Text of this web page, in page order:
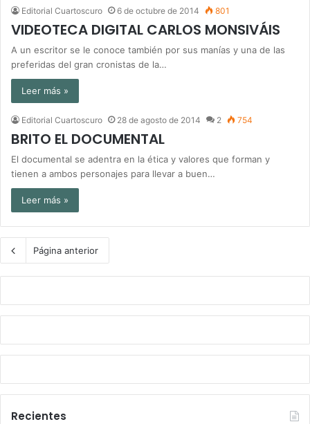
Editorial Cuartoscuro 6 de octubre de 2014 801
VIDEOTECA DIGITAL CARLOS MONSIVÁIS
A un escritor se le conoce también por sus manías y una de las
preferidas del gran cronistas de la…
Leer más »
Editorial Cuartoscuro 28 de agosto de 2014 2 754
BRITO EL DOCUMENTAL
El documental se adentra en la ética y valores que forman y
tienen a ambos personajes para llevar a buen…
Leer más »
Página anterior
Recientes